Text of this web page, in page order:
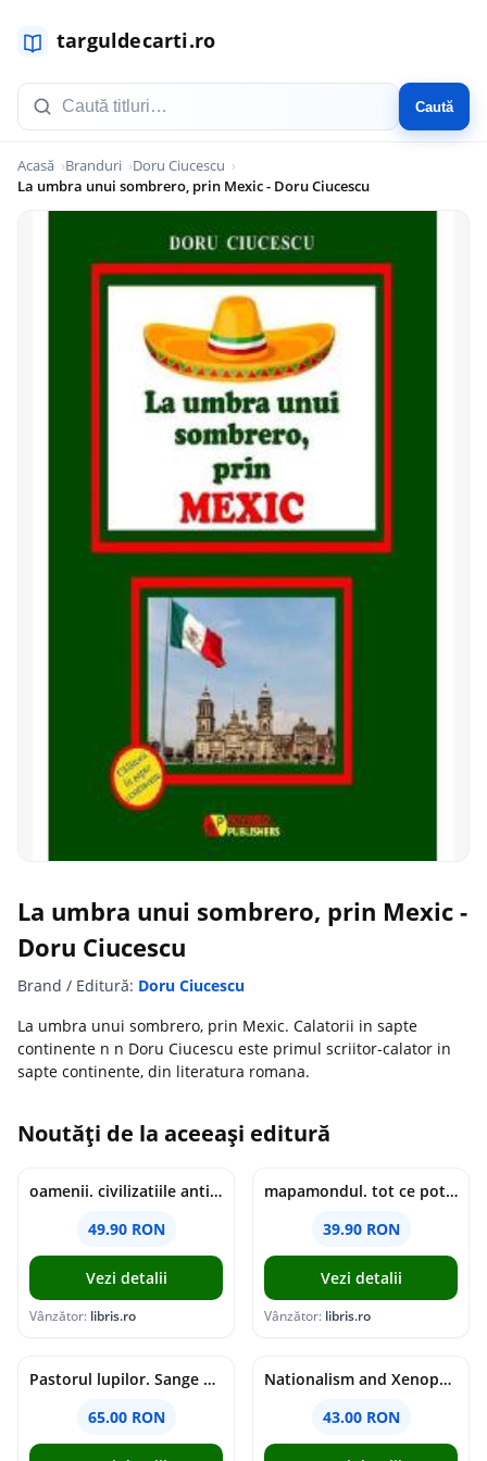
Caută
Acasă Branduri
Doru Ciucescu
La umbra unui sombrero, prin Mexic - Doru Ciucescu
La umbra unui sombrero, prin Mexic -
Doru Ciucescu
Brand / Editură: Doru Ciucescu
La umbra unui sombrero, prin Mexic. Calatorii in sapte
continente n n Doru Ciucescu este primul scriitor-calator in
sapte continente, din literatura romana.
Noutăți de la aceeași editură
oamenii. civilizatiile antice si lucrurile uluitoare pe care le-au creat - jonny marx, charlie davis
49.90 RON
Vezi detalii
Vânzător: libris.ro
mapamondul. tot ce poti invata dintr-o harta - raquel martin
39.90 RON
Vezi detalii
Vânzător: libris.ro
Pastorul lupilor. Sange de varcolac - Larisa Toader
65.00 RON
Nationalism and Xenophobia in Post-Soviet Russia - Ioana Madalina Miron
43.00 RON